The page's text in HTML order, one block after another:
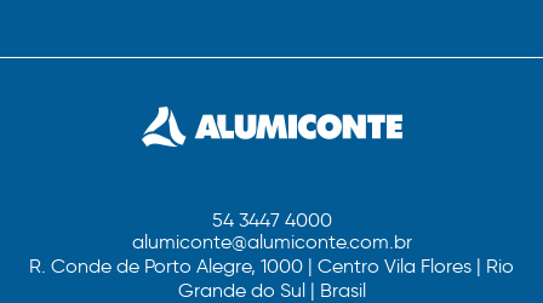
54 3447 4000
alumiconte@alumiconte.com.br
R. Conde de Porto Alegre, 1000 | Centro Vila Flores | Rio
Grande do Sul | Brasil